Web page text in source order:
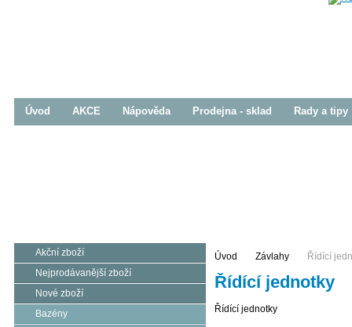
Úvod Závlahy Řídící
Řídící jednotky
Řídící jednotky
Akční zboží
Nejprodávanější zboží
Nové zboží
Bazény
Úvod AKCE Nápověda Prodejna - sklad Rady a tipy